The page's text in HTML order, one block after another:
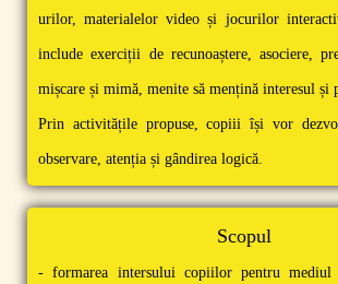
urilor, materialelor video și jocurilor
include exerciții de recunoaștere, asociere,
mișcare și mimă, menite să mențină interesul și
Prin activitățile propuse, copiii își vor
observare, atenția și gândirea logică.
Scopul
- formarea intersului copiilor pentru mediul